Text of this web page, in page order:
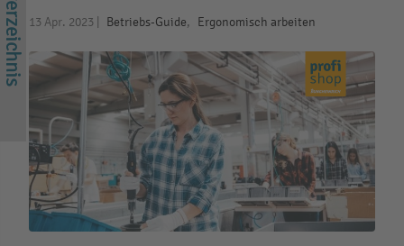
13 Apr. 2023 Betriebs-Guide, Ergonomisch arbeiten